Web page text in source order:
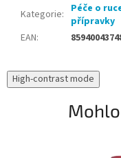
Kategorie: Péče o
přípravky
EAN:
High-contrast mode